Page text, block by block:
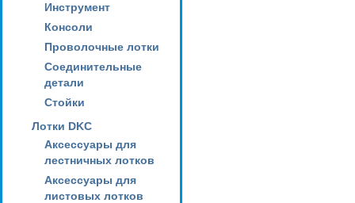
Инструмент
Консоли
Проволочные лотки
Соединительные
детали
Стойки
Лотки DKC
Аксессуары для
лестничных лотков
Аксессуары для
листовых лотков